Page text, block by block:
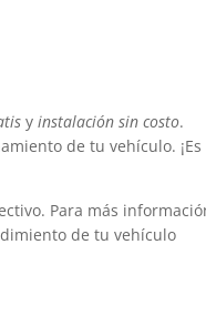
yinstalación sin costo.
de tu vehículo.
Para más
de tu vehículo